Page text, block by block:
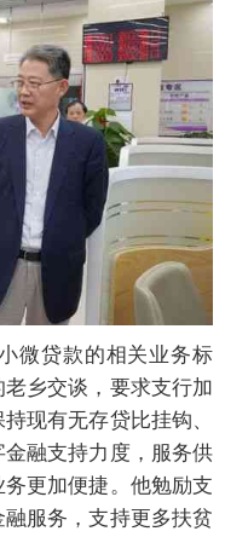
贷款的相关业务标
乡交谈，要求支行加
现有无存贷比挂钩、
融支持力度，服务供
更加便捷。他勉励支
服务，支持更多扶贫